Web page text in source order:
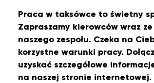
Praca w taksówce to świetny
Zapraszamy kierowców wraz
naszego zespołu. Czeka na
korzystne warunki pracy.
uzyskać szczegółowe
na naszej stronie internetowej.